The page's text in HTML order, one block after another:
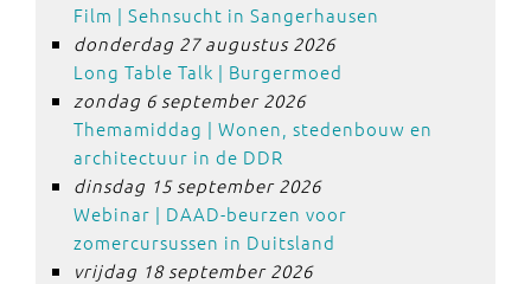
Film | Sehnsucht in Sangerhausen
donderdag 27 augustus 2026
Long Table Talk | Burgermoed
zondag 6 september 2026
Themamiddag | Wonen, stedenbouw en
architectuur in de DDR
dinsdag 15 september 2026
Webinar | DAAD-beurzen voor
zomercursussen in Duitsland
vrijdag 18 september 2026